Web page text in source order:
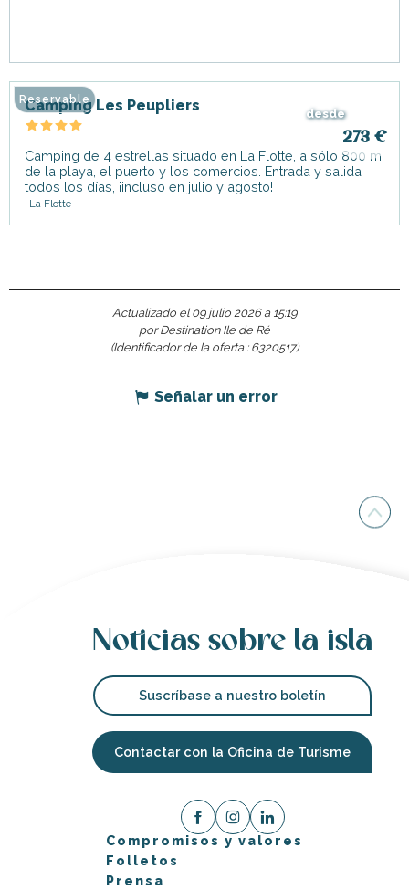
desde
273 €
Camping Les Peupliers
Camping de 4 estrellas situado en La Flotte, a sólo 800 m
de la playa, el puerto y los comercios. Entrada y salida
todos los días, ¡incluso en julio y agosto!
La Flotte
Reservable
Actualizado el 09 julio 2026 a 15:19
por Destination Ile de Ré
(Identificador de la oferta : 6320517)
Señalar un error
Noticias sobre la isla
Suscríbase a nuestro boletín
Contactar con la Oficina de Turisme
Compromisos y valores
Folletos
Prensa